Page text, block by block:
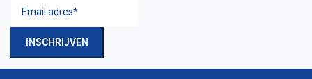
INSCHRIJVEN